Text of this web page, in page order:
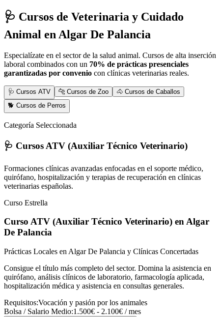
🩺 Cursos de Veterinaria y Cuidado
Animal en Algar De Palancia
Especialízate en el sector de la salud animal. Cursos de alta inserción
laboral combinados con un 70% de prácticas presenciales
garantizadas por convenio con clínicas veterinarias reales.
🩺 Cursos ATV 🐆 Cursos de Zoo
🐴 Cursos de Caballos
🐕 Cursos de Perros
Categoría Seleccionada
🩺 Cursos ATV (Auxiliar Técnico Veterinario)
Formaciones clínicas avanzadas enfocadas en el soporte médico,
quirófano, hospitalización y terapias de recuperación en clínicas
veterinarias españolas.
Curso Estrella
Curso ATV (Auxiliar Técnico Veterinario) en Algar
De Palancia
Prácticas Locales en Algar De Palancia y Clínicas Concertadas
Consigue el título más completo del sector. Domina la asistencia en
quirófano, análisis clínicos de laboratorio, farmacología aplicada,
hospitalización médica y asistencia en consultas generales.
Requisitos:Vocación y pasión por los animales
Bolsa / Salario Medio:1.500€ - 2.100€ / mes